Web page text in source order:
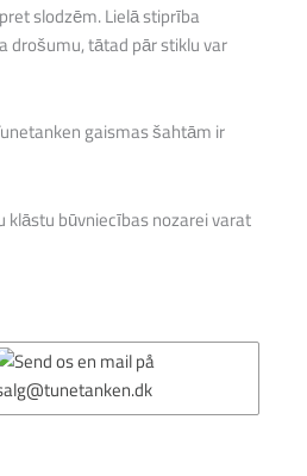
slodzēm. Lielā stiprība
drošumu, tātad pār stiklu var
gaismas šahtām ir
klāstu būvniecības nozarei varat